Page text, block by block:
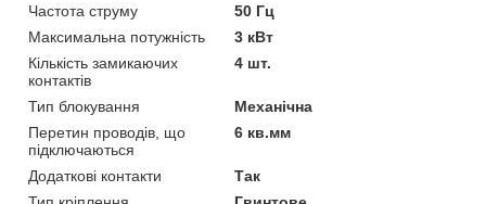
Частота струму
50 Гц
Максимальна потужність
3 кВт
Кількість замикаючих
контактів
4 шт.
Тип блокування
Механічна
Перетин проводів, що
підключаються
6 кв.мм
Додаткові контакти
Так